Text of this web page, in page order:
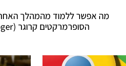
מה אפשר ללמוד מהמהלך
הסופרמרקטים קרוגר (Kroger)